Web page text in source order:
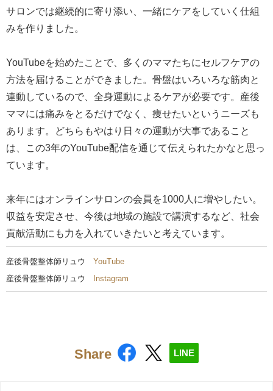
サロンでは継続的に寄り添い、一緒にケアをしていく仕組
みを作りました。
YouTubeを始めたことで、多くのママたちにセルフケアの
方法を届けることができました。骨盤はいろいろな筋肉と
連動しているので、全身運動によるケアが必要です。産後
ママには痛みをとるだけでなく、痩せたいというニーズも
あります。どちらもやはり日々の運動が大事であること
は、この3年のYouTube配信を通じて伝えられたかなと思っ
ています。
来年にはオンラインサロンの会員を1000人に増やしたい。
収益を安定させ、今後は地域の施設で講演するなど、社会
貢献活動にも力を入れていきたいと考えています。
産後骨盤整体師リュウ YouTube
産後骨盤整体師リュウ Instagram
Share LINE